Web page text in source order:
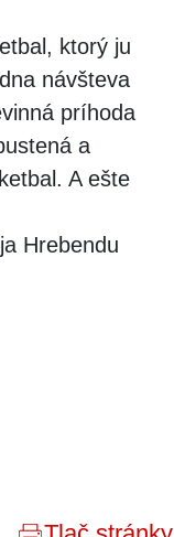
ktorý ju
návšteva
príhoda
a
A ešte
Hrebendu